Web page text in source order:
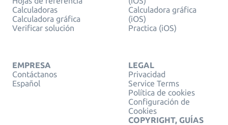
Calculadoras
Calculadora gráfica
Verificar solución
Calculadora gráfica
(iOS)
Practica (iOS)
EMPRESA
Contáctanos
Español
LEGAL
Privacidad
Service Terms
Política de cookies
Configuración de
Cookies
COPYRIGHT, GUÍAS